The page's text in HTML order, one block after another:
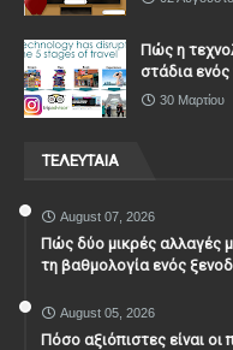
Πώς η
στάδια ενός
30 Μαρτίου
ΤΕΛΕΥΤΑΙΑ
August 07, 2026
Πώς δύο μικρές αλλαγές
τη βαθμολογία ενός
August 05, 2026
Πόσο αξιόπιστες είναι οι